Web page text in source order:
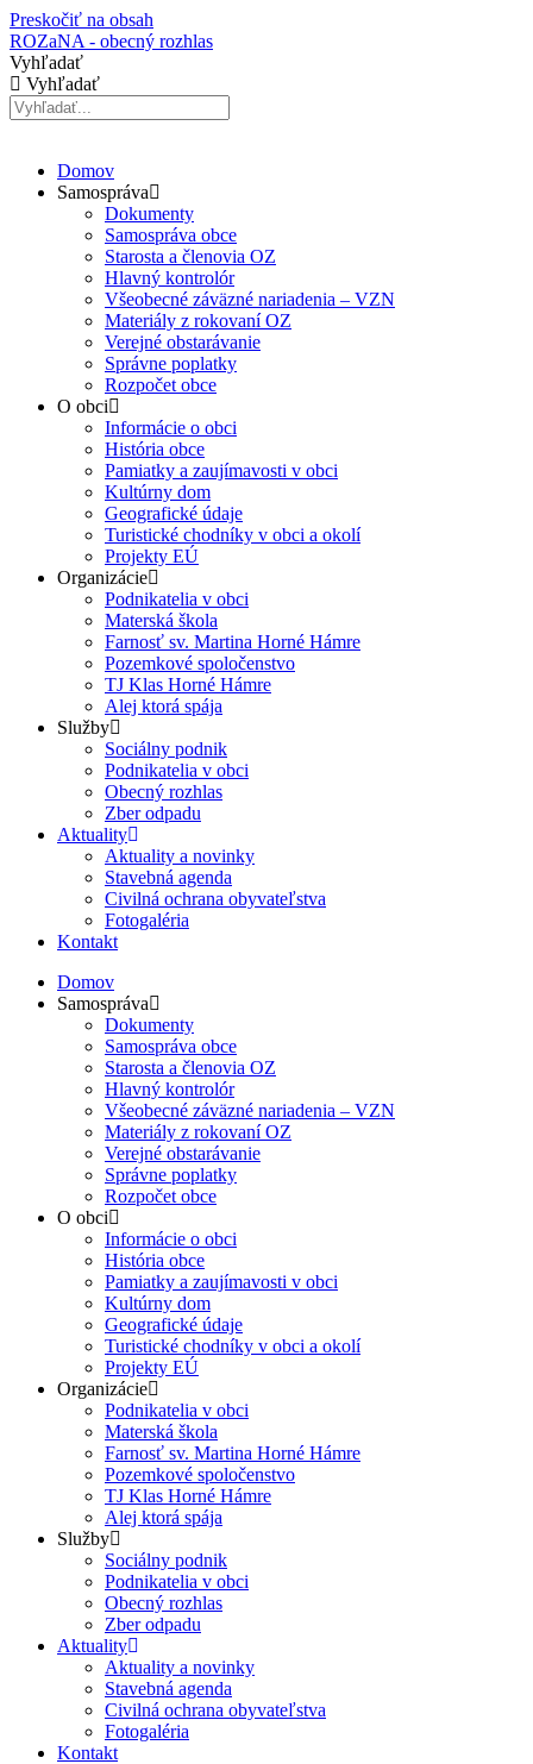
Preskočiť na obsah
ROZaNA - obecný rozhlas
Vyhľadať
Vyhľadať
Domov
Samospráva
Dokumenty
Samospráva obce
Starosta a členovia OZ
Hlavný kontrolór
Všeobecné záväzné nariadenia – VZN
Materiály z rokovaní OZ
Verejné obstarávanie
Správne poplatky
Rozpočet obce
O obci
Informácie o obci
História obce
Pamiatky a zaujímavosti v obci
Kultúrny dom
Geografické údaje
Turistické chodníky v obci a okolí
Projekty EÚ
Organizácie
Podnikatelia v obci
Materská škola
Farnosť sv. Martina Horné Hámre
Pozemkové spoločenstvo
TJ Klas Horné Hámre
Alej ktorá spája
Služby
Sociálny podnik
Podnikatelia v obci
Obecný rozhlas
Zber odpadu
Aktuality
Aktuality a novinky
Stavebná agenda
Civilná ochrana obyvateľstva
Fotogaléria
Kontakt
Domov
Samospráva
Dokumenty
Samospráva obce
Starosta a členovia OZ
Hlavný kontrolór
Všeobecné záväzné nariadenia – VZN
Materiály z rokovaní OZ
Verejné obstarávanie
Správne poplatky
Rozpočet obce
O obci
Informácie o obci
História obce
Pamiatky a zaujímavosti v obci
Kultúrny dom
Geografické údaje
Turistické chodníky v obci a okolí
Projekty EÚ
Organizácie
Podnikatelia v obci
Materská škola
Farnosť sv. Martina Horné Hámre
Pozemkové spoločenstvo
TJ Klas Horné Hámre
Alej ktorá spája
Služby
Sociálny podnik
Podnikatelia v obci
Obecný rozhlas
Zber odpadu
Aktuality
Aktuality a novinky
Stavebná agenda
Civilná ochrana obyvateľstva
Fotogaléria
Kontakt